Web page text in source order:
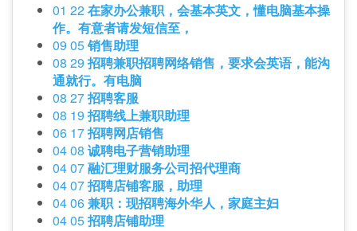
01 22在家办公兼职，会基本英文，懂电脑基本操
作。有意者请发短信至，
09 05销售助理
08 29 招聘兼职招聘网络销售，要求会英语，能沟
通就行。有电脑
08 27招聘客服
08 19 招聘线上兼职助理
06 17招聘网店销售
04 08 诚聘电子营销助理
04 07融汇理财服务公司招代理商
04 07招聘店铺客服，助理
04 06兼职：现招聘海外华人，家庭主妇
04 05招聘店铺助理